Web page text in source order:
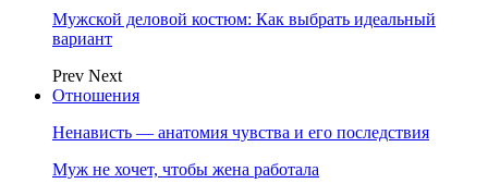
Мужской деловой костюм: Как выбрать идеальный
вариант
Prev Next
Отношения
Ненависть — анатомия чувства и его последствия
Муж не хочет, чтобы жена работала